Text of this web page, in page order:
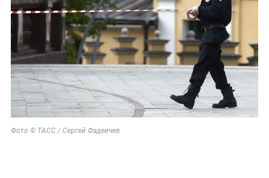
Фото © ТАСС / Сергей Фадеичев